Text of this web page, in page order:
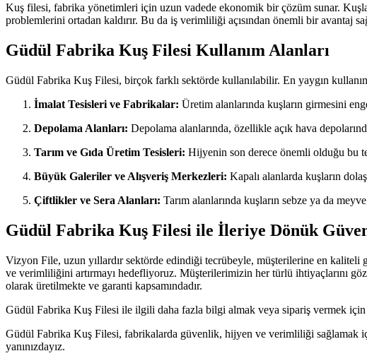
Kuş filesi, fabrika yönetimleri için uzun vadede ekonomik bir çözüm sunar.
problemlerini ortadan kaldırır. Bu da iş verimliliği açısından önemli bir avantaj
Güdül Fabrika Kuş Filesi Kullanım Alanları
Güdül Fabrika Kuş Filesi, birçok farklı sektörde kullanılabilir. En yaygın
İmalat Tesisleri ve Fabrikalar: Üretim alanlarında kuşların girmesini
Depolama Alanları: Depolama alanlarında, özellikle açık hava
Tarım ve Gıda Üretim Tesisleri: Hijyenin son derece önemli olduğu bu
Büyük Galeriler ve Alışveriş Merkezleri: Kapalı alanlarda kuşların
Çiftlikler ve Sera Alanları: Tarım alanlarında kuşların sebze ya da
Güdül Fabrika Kuş Filesi ile İleriye Dönük
Vizyon File, uzun yıllardır sektörde edindiği tecrübeyle, müşterilerine en
ve verimliliğini artırmayı hedefliyoruz. Müşterilerimizin her türlü ihtiyaçlarını
olarak üretilmekte ve garanti kapsamındadır.
Güdül Fabrika Kuş Filesi ile ilgili daha fazla bilgi almak veya sipariş vermek için
Güdül Fabrika Kuş Filesi, fabrikalarda güvenlik, hijyen ve verimliliği sağlamak
yanınızdayız.